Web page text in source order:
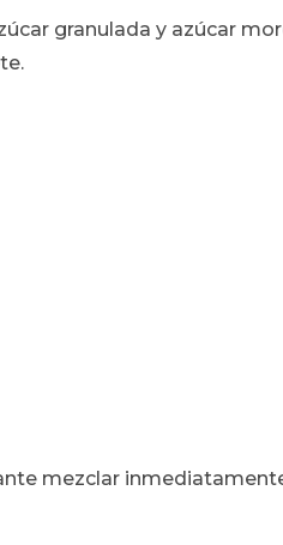
granulada y azúcar
mezclar